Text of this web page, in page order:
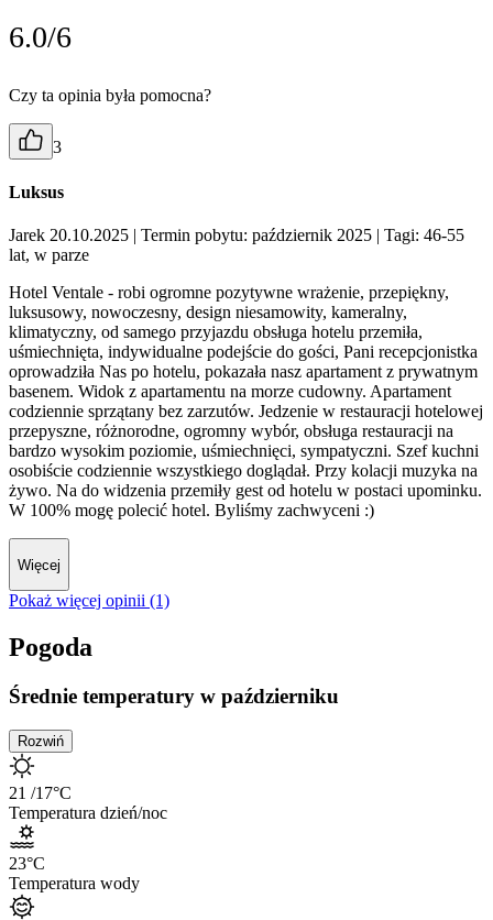
6.0/6
Czy ta opinia była pomocna?
3
Luksus
Jarek 20.10.2025 | Termin pobytu: październik 2025 | Tagi: 46-55
lat, w parze
Hotel Ventale - robi ogromne pozytywne wrażenie, przepiękny,
luksusowy, nowoczesny, design niesamowity, kameralny,
klimatyczny, od samego przyjazdu obsługa hotelu przemiła,
uśmiechnięta, indywidualne podejście do gości, Pani recepcjonistka
oprowadziła Nas po hotelu, pokazała nasz apartament z prywatnym
basenem. Widok z apartamentu na morze cudowny. Apartament
codziennie sprzątany bez zarzutów. Jedzenie w restauracji hotelowej
przepyszne, różnorodne, ogromny wybór, obsługa restauracji na
bardzo wysokim poziomie, uśmiechnięci, sympatyczni. Szef kuchni
osobiście codziennie wszystkiego doglądał. Przy kolacji muzyka na
żywo. Na do widzenia przemiły gest od hotelu w postaci upominku.
W 100% mogę polecić hotel. Byliśmy zachwyceni :)
Więcej
Pokaż więcej opinii (1)
Pogoda
Średnie temperatury w październiku
Rozwiń
21 /17°C
Temperatura dzień/noc
23°C
Temperatura wody